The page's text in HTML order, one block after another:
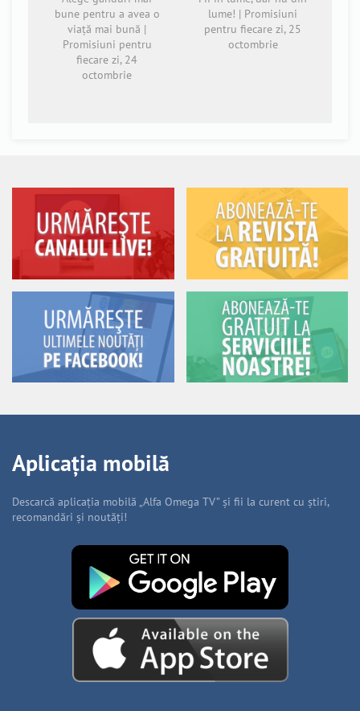
bune pentru a avea o
viață mai bună |
Promisiuni pentru
fiecare zi, 24
octombrie
lume! | Promisiuni
pentru fiecare zi, 25
octombrie
Aplicația mobilă
Descarcă aplicația mobilă „Alfa Omega TV” și fii la curent cu știri,
recomandări și noutăți!